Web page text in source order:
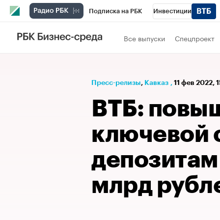
Подписка на РБК Инвестиции
РБК Вино
Проверка контрагентов
Все выпуски Спецпроект
Пресс-релизы⁠, Кавказ , 11 фев 2022,
ВТБ:
ключевой
млрд